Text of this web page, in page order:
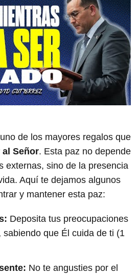
de los mayores regalos que
al Señor. Esta paz no depende
externas, sino de la presencia
Aquí te dejamos algunos
y mantener esta paz:
Deposita tus preocupaciones
sabiendo que Él cuida de ti (1
No te angusties por el